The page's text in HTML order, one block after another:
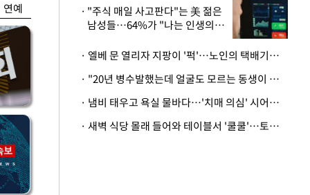
연예
"주식 매일 사고판다"는 美 젊은
남성들…64%가 "나는 인생의
· 엘베 문 열리자 지팡이 '퍽'…노인의 택배기사 폭행 이유
· "20년 병수발했는데 얼굴도 모르는 동생이 유산 절반을"…배다른 형제 상속권 있을까
· 냄비 태우고 욕실 물바다…'치매 의심' 시어머니 검사 권유했다가 '날벼락'
· 새벽 식당 몰래 들어와 테이블서 '쿨쿨'…토사물 남기고 사라진 남성